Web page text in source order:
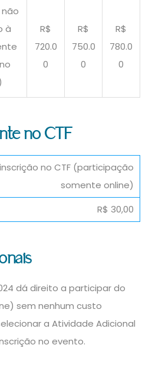
à
R$
720.0
0
R$
750.0
0
R$
780.0
0
no CTF
no CTF (participação
somente online)
R$ 30,00
dá direito a participar do
sem nenhum custo
a Atividade Adicional
no evento.